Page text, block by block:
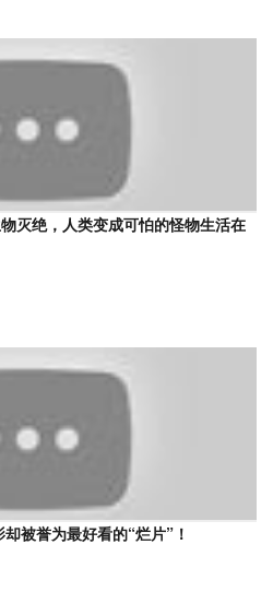
灭绝，人类变成可怕的怪物生活在
被誉为最好看的“烂片”！